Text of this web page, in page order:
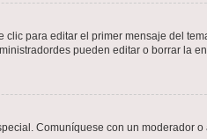
para editar el primer mensaje del
pueden editar o borrar la
Comuníquese con un moderador